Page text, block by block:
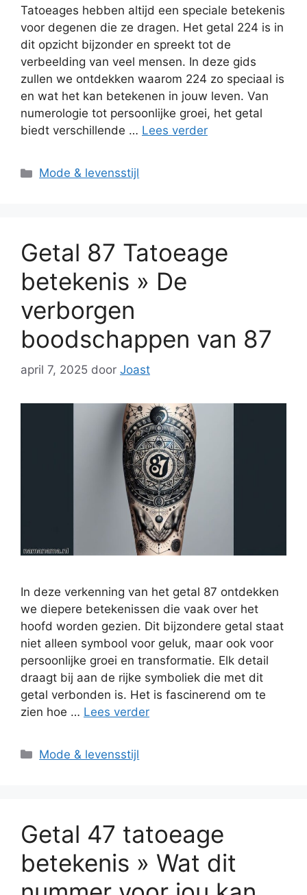
Tatoeages hebben altijd een speciale betekenis
voor degenen die ze dragen. Het getal 224 is in
dit opzicht bijzonder en spreekt tot de
verbeelding van veel mensen. In deze gids
zullen we ontdekken waarom 224 zo speciaal is
en wat het kan betekenen in jouw leven. Van
numerologie tot persoonlijke groei, het getal
biedt verschillende … Lees verder
Categorieën
Mode & levensstijl
Getal 87 Tatoeage
betekenis » De
verborgen
boodschappen van 87
april 7, 2025 door Joast
In deze verkenning van het getal 87 ontdekken
we diepere betekenissen die vaak over het
hoofd worden gezien. Dit bijzondere getal staat
niet alleen symbool voor geluk, maar ook voor
persoonlijke groei en transformatie. Elk detail
draagt bij aan de rijke symboliek die met dit
getal verbonden is. Het is fascinerend om te
zien hoe … Lees verder
Categorieën
Mode & levensstijl
Getal 47 tatoeage
betekenis » Wat dit